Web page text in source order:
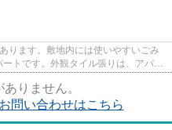
ります。敷地内には使いやすいごみ
トです。外観タイル張りは、アパー
りません。
問い合わせはこちら